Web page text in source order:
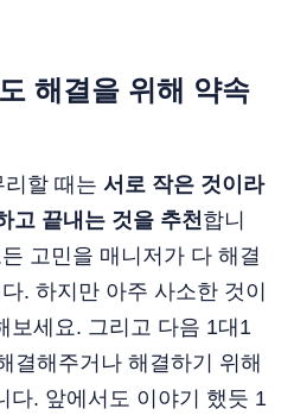
해결을 위해 약속
할 때는 서로 작은 것이라
고 끝내는 것을 추천 합니
고민을 매니저가 다 해결
. 하지만 아주 사소한 것이
보세요. 그리고 다음 1대1
결해주거나 해결하기 위해
다. 앞에서도 이야기 했듯 1